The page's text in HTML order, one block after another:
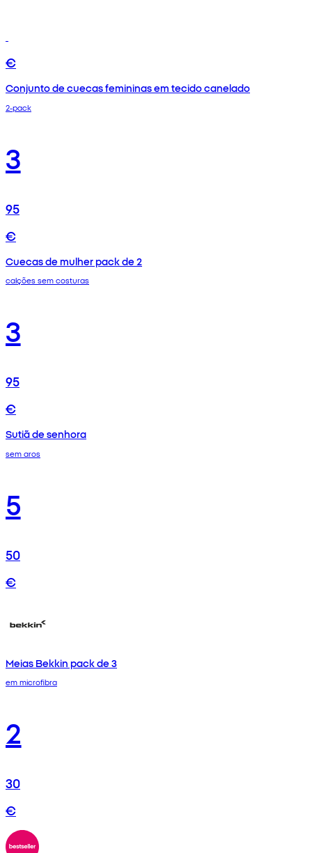
€
Conjunto de cuecas femininas em tecido canelado
2-pack
3
95
€
Cuecas de mulher pack de 2
calções sem costuras
3
95
€
Sutiã de senhora
sem aros
5
50
€
Meias Bekkin pack de 3
em microfibra
2
30
€